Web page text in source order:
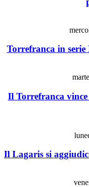
Torrefranca in
Il Torrefranca vince
Il Lagaris si